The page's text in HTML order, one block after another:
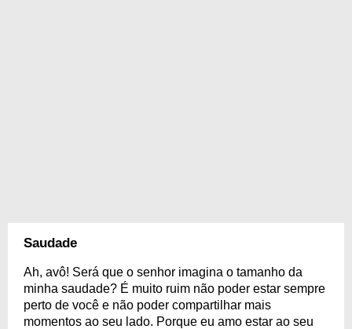
Saudade
Ah, avô! Será que o senhor imagina o tamanho da
minha saudade? É muito ruim não poder estar sempre
perto de você e não poder compartilhar mais
momentos ao seu lado. Porque eu amo estar ao seu